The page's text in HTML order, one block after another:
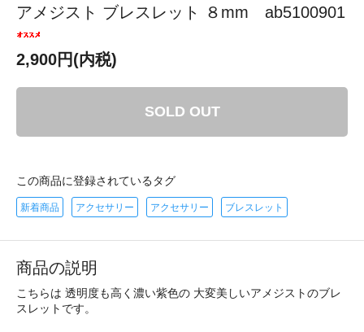
アメジスト ブレスレット ８mm ab5100901
2,900円(内税)
SOLD OUT
この商品に登録されているタグ
新着商品 アクセサリー アクセサリー ブレスレット
商品の説明
こちらは 透明度も高く濃い紫色の 大変美しいアメジストのブレ
スレットです。